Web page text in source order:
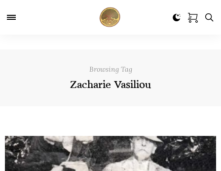
Browsing Tag
Zacharie Vasiliou